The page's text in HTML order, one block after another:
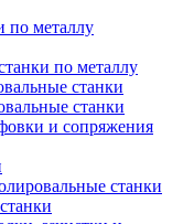
по металлу
по металлу
станки
станки
и сопряжения
станки